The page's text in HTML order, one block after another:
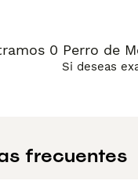
0 Perro de
Si deseas
frecuentes